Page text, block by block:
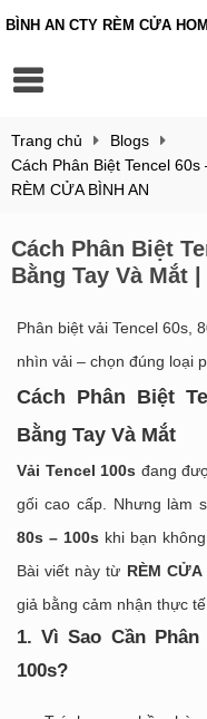
BÌNH AN CTY RÈM CỬA
Trang chủ
Blogs
Cách Phân Biệt Tencel
RÈM CỬA BÌNH AN
Cách Phân Biệt
Bằng Tay Và Mắt
Phân biệt vải Tencel 60s,
nhìn vải – chọn đúng loại
Cách Phân Biệt
Bằng Tay Và Mắt
Vải Tencel 100s đang
gối cao cấp. Nhưng làm
80s – 100s khi bạn
Bài viết này từ RÈM CỬA
giả bằng cảm nhận thực
1. Vì Sao Cần
100s?